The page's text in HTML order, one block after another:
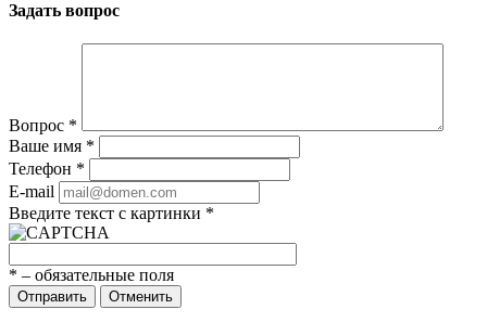
Задать вопрос
Вопрос *
Ваше имя *
Телефон *
E-mail
Введите текст с картинки *
* – обязательные поля
Отправить Отменить